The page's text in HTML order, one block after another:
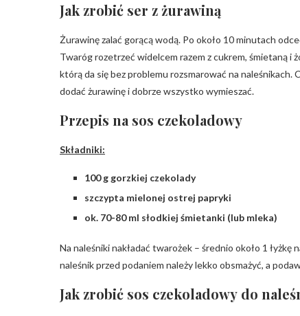
Jak zrobić ser z żurawiną
Żurawinę zalać gorącą wodą. Po około 10 minutach
Twaróg rozetrzeć widelcem razem z cukrem, śmietaną i
którą da się bez problemu rozsmarować na naleśnikach.
dodać żurawinę i dobrze wszystko wymieszać.
Przepis na sos czekoladowy
Składniki:
100 g gorzkiej czekolady
szczypta mielonej ostrej papryki
ok. 70-80 ml słodkiej śmietanki (lub mleka)
Na naleśniki nakładać twarożek – średnio około 1
naleśnik przed podaniem należy lekko obsmażyć, a
Jak zrobić sos czekoladowy do